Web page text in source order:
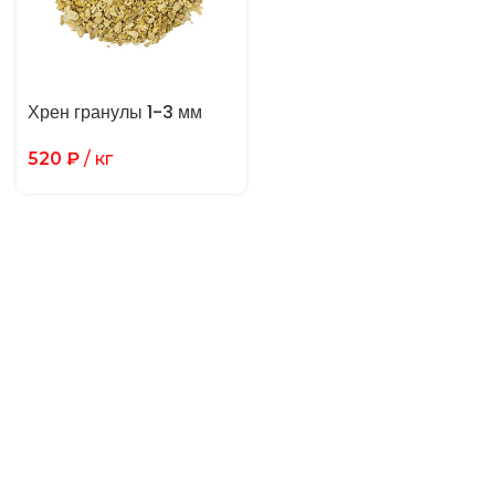
Хрен гранулы 1-3 мм
520 ₽ / кг